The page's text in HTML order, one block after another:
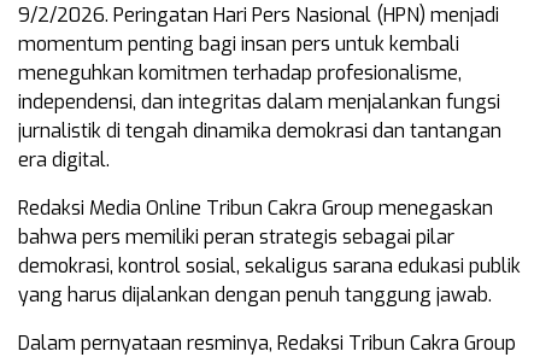
9/2/2026. Peringatan Hari Pers Nasional (HPN) menjadi
momentum penting bagi insan pers untuk kembali
meneguhkan komitmen terhadap profesionalisme,
independensi, dan integritas dalam menjalankan fungsi
jurnalistik di tengah dinamika demokrasi dan tantangan
era digital.
Redaksi Media Online Tribun Cakra Group menegaskan
bahwa pers memiliki peran strategis sebagai pilar
demokrasi, kontrol sosial, sekaligus sarana edukasi publik
yang harus dijalankan dengan penuh tanggung jawab.
Dalam pernyataan resminya, Redaksi Tribun Cakra Group